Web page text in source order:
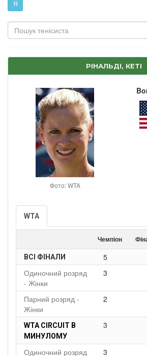
Я
РІНАЛЬДІ, КЕТІ
Фото: WTA
WTA
Чемпіон
ВСІ ФІНАЛИ 5
Одиночний розряд
- Жінки
3
Парний розряд -
Жінки
2
WTA CIRCUIT В
МИНУЛОМУ
3
Одиночний розряд
3